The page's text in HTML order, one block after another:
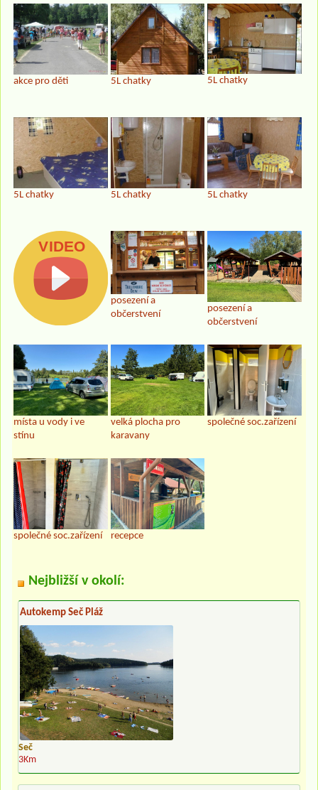
akce pro děti 5L chatky 5L chatky
5L chatky 5L chatky 5L chatky
posezení a
občerstvení
posezení a
občerstvení
místa u vody i ve
stínu
velká plocha pro
karavany
společné soc.zařízení
společné soc.zařízení recepce
Nejbližší v okolí:
Autokemp Seč Pláž
Seč
3Km